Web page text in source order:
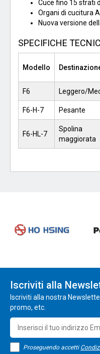
Cuce fino 15 strati
Organi di cucitura
Nuova versione
SPECIFICHE
Modello
F6 Leggero/
F6-H-7 Pesante
F6-HL-7
Spolina
maggiorata
Iscriviti alla
Iscriviti alla nostra
promo, etc.
Proseguendo accetti